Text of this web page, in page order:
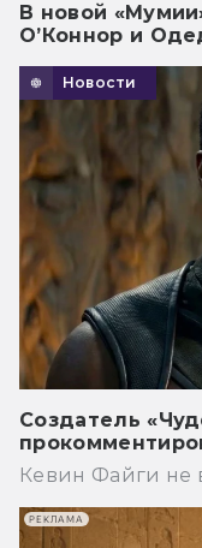
В новой
О’Коннор и
Новости
Создатель
Кевин Файги не
РЕКЛАМА